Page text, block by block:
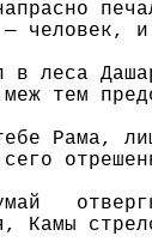
человек,
в леса
тем
Рама,
Камы